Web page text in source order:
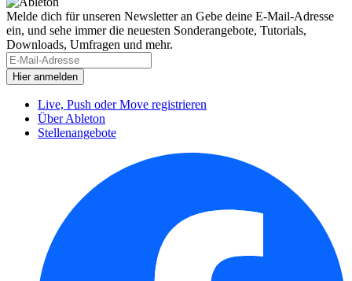
Melde dich für unseren Newsletter an Gebe deine E-Mail-Adresse
ein, und sehe immer die neuesten Sonderangebote, Tutorials,
Downloads, Umfragen und mehr.
Live, Push oder Move registrieren
Über Ableton
Stellenangebote